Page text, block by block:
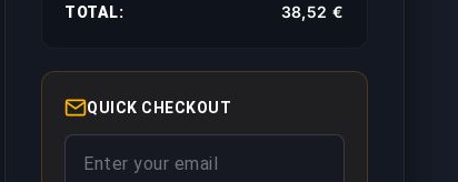
asignado mientras boostea tu cuenta.
para que puedas seguir jugando en la tuya
TOTAL: 38,52 €
QUICK CHECKOUT